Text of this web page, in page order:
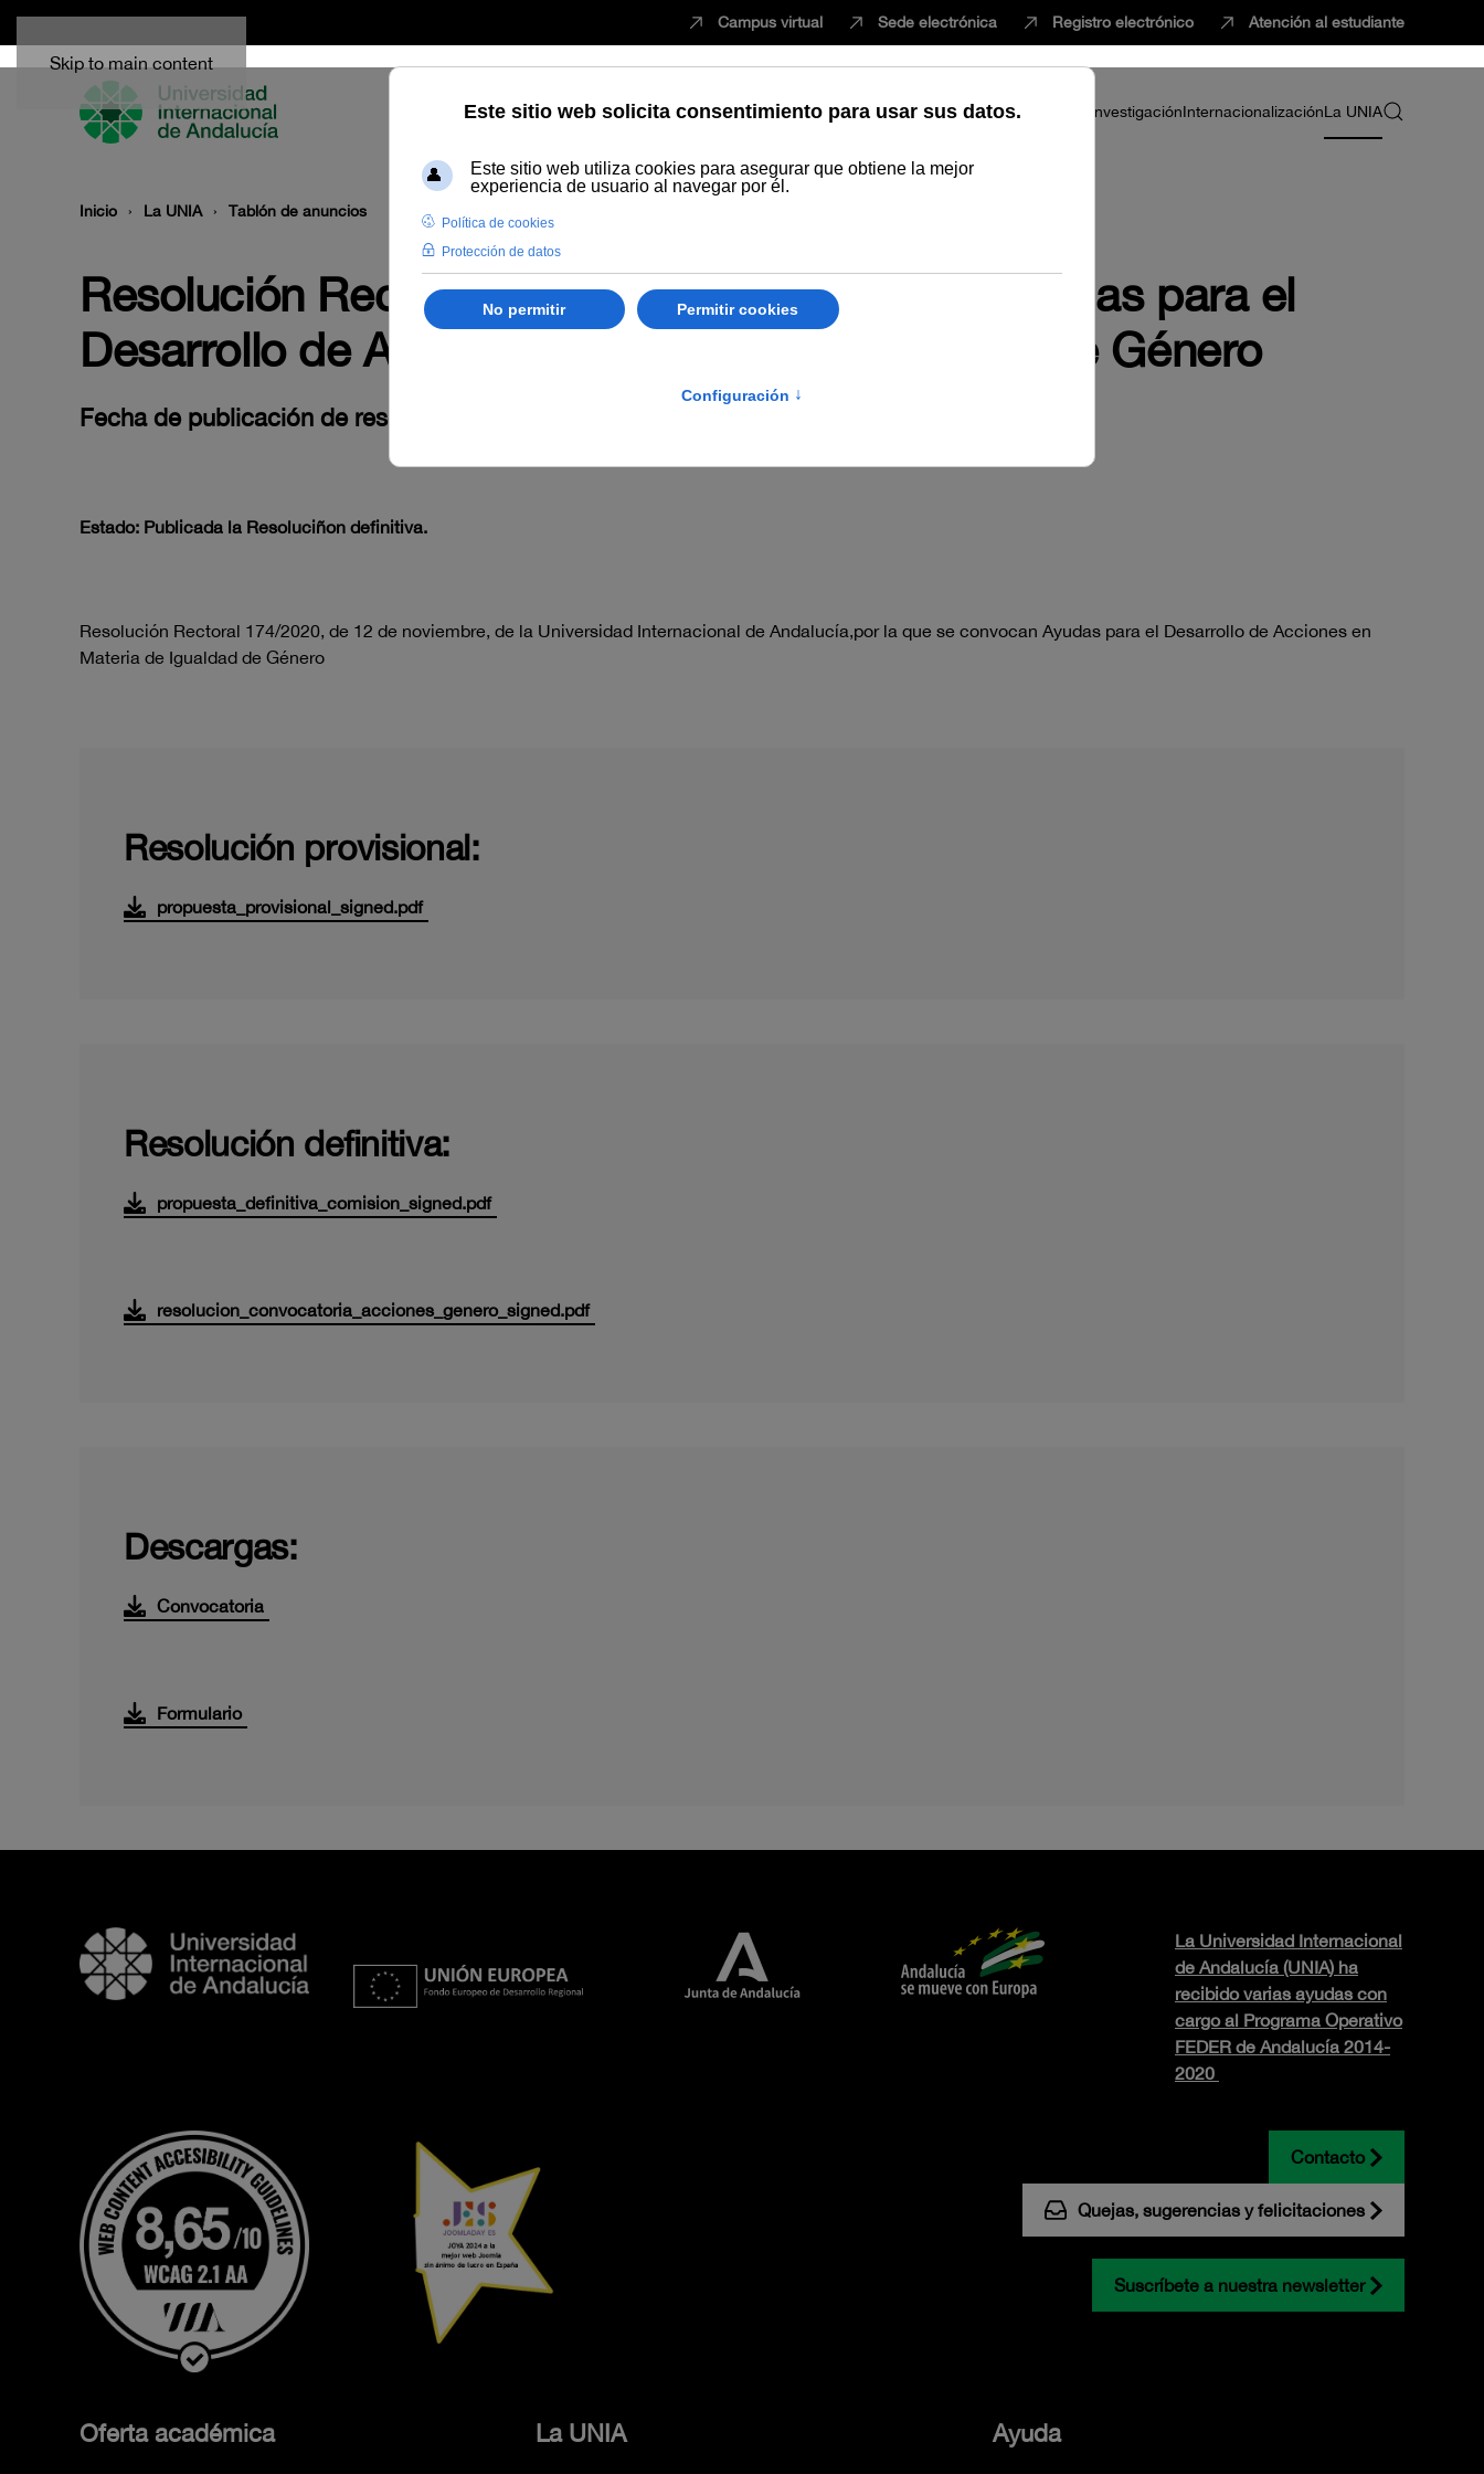
Skip to main content
Campus virtual Sede electrónica Registro electrónico Atención al estudiante
EstudiarInnovaciónVida universitariaProfesorado InvestigaciónInternacionalizaciónLa UNIA
Inicio La UNIA Tablón de anuncios
Resolución Rectoral por la que se convocan Ayudas para el
Desarrollo de Acciones en Materia de Igualdad de Género
Fecha de publicación de resolución definitiva: 22 Diciembre 2020
Estado: Publicada la Resoluciñon definitiva.
Resolución Rectoral 174/2020, de 12 de noviembre, de la Universidad Internacional de Andalucía,por la que se convocan Ayudas para el Desarrollo de Acciones en
Materia de Igualdad de Género
Resolución provisional:
propuesta_provisional_signed.pdf
Resolución definitiva:
propuesta_definitiva_comision_signed.pdf
resolucion_convocatoria_acciones_genero_signed.pdf
Descargas:
Convocatoria
Formulario
La Universidad Internacional
de Andalucía (UNIA) ha
recibido varias ayudas con
cargo al Programa Operativo
FEDER de Andalucía 2014-
2020
Contacto
Quejas, sugerencias y felicitaciones
Suscríbete a nuestra newsletter
Oferta académica La UNIA Ayuda